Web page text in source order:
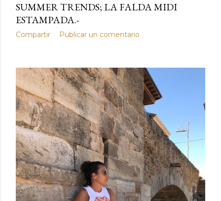
SUMMER TRENDS; LA FALDA MIDI
ESTAMPADA.-
Compartir Publicar un comentario